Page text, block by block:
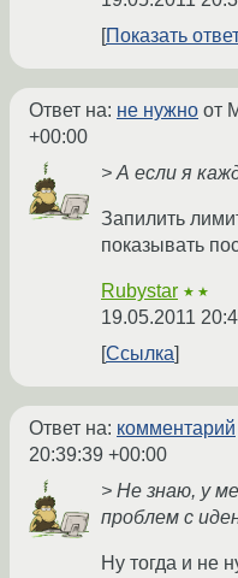
Показать
Ответ на: не нужно от
+00:00
> А если я
Запилить
показывать
Rubystar ★★
19.05.2011
Ссылка
Ответ на: комментарий
20:39:39 +00:00
> Не знаю, у
проблем с
Ну тогда и не